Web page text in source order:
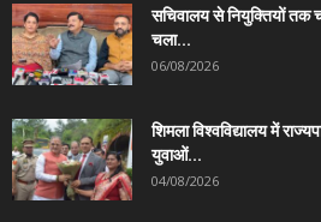
सचिवालय से नियुक्तियों तक
चला...
06/08/2026
शिमला विश्वविद्यालय में
युवाओं...
04/08/2026